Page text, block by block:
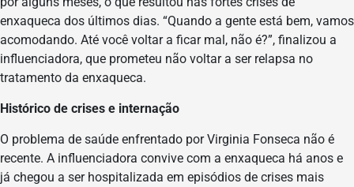
enxaqueca dos últimos dias. “Quando a gente está bem, vamos
acomodando. Até você voltar a ficar mal, não é?”, finalizou a
influenciadora, que prometeu não voltar a ser relapsa no
tratamento da enxaqueca.
Histórico de crises e internação
O problema de saúde enfrentado por Virginia Fonseca não é
recente. A influenciadora convive com a enxaqueca há anos e
já chegou a ser hospitalizada em episódios de crises mais